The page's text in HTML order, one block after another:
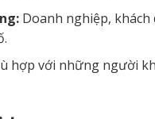
Doanh nghiệp, khách
hợp với những người